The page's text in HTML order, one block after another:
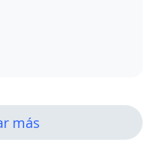
más